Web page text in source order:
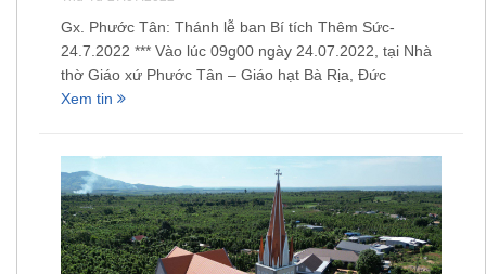
Gx. Phước Tân: Thánh lễ ban Bí tích Thêm Sức-
24.7.2022 *** Vào lúc 09g00 ngày 24.07.2022, tại Nhà
thờ Giáo xứ Phước Tân – Giáo hạt Bà Rịa, Đức
Xem tin